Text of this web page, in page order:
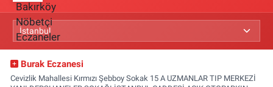
Burak Eczanesi
Cevizlik Mahallesi Kırmızı Şebboy Sokak 15 A UZMANLAR TIP MERKEZİ